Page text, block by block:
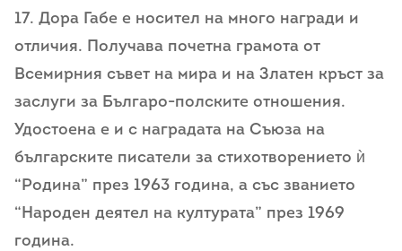
17. Дора Габе е носител на много награди и
отличия. Получава почетна грамота от
Всемирния съвет на мира и на Златен кръст за
заслуги за Българо-полските отношения.
Удостоена е и с наградата на Съюза на
българските писатели за стихотворението ѝ
“Родина” през 1963 година, а със званието
“Народен деятел на културата” през 1969
година.